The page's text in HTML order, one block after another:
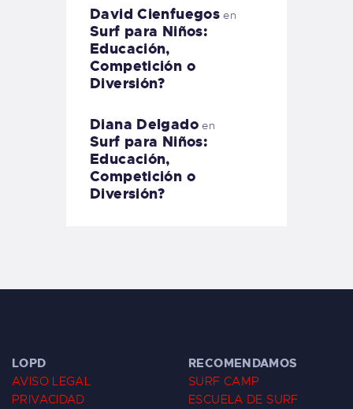
David Cienfuegos en
Surf para Niños:
Educación,
Competición o
Diversión?
Diana Delgadoen
Surf para Niños:
Educación,
Competición o
Diversión?
LOPD
AVISO LEGAL
PRIVACIDAD
RECOMENDAMOS
SURF CAMP
ESCUELA DE SURF